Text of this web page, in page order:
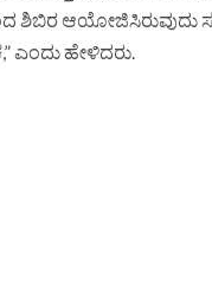
ಶಿಬಿರ ಆಯೋಜಿಸಿರುವುದು
ಎಂದು ಹೇಳಿದರು.